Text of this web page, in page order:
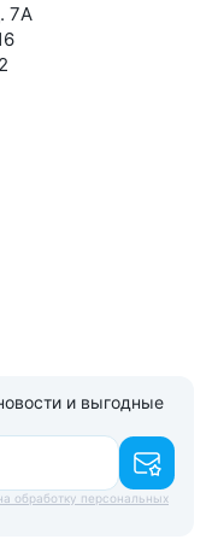
7A
и выгодные
обработку персональных